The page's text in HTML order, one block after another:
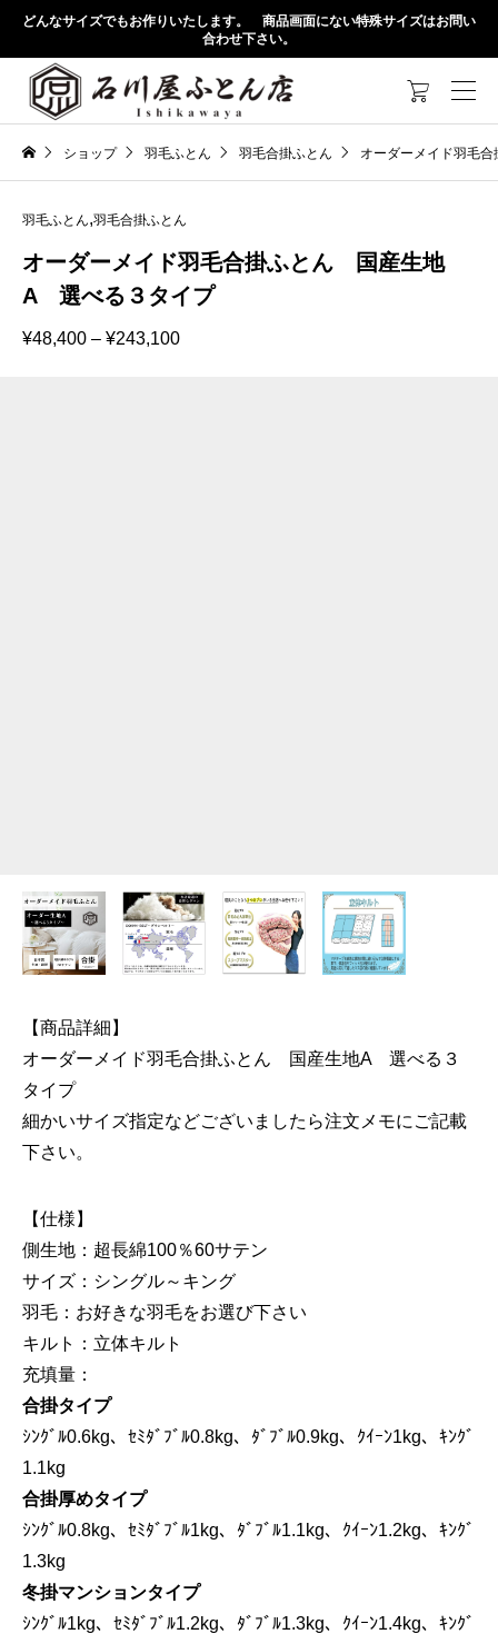
どんなサイズでもお作りいたします。 商品画面にない特殊サイズはお問い
合わせ下さい。

ショップ 羽毛ふとん 羽毛合掛ふとん オーダーメイド羽毛
羽毛ふとん,羽毛合掛ふとん
オーダーメイド羽毛合掛ふとん 国産生地
A 選べる３タイプ
¥48,400 – ¥243,100価
【商品詳細】
オーダーメイド羽毛合掛ふとん 国産生地A 選べる３
タイプ
細かいサイズ指定などございましたら注文メモにご記載
下さい。
【仕様】
側生地：超長綿100％60サテン
サイズ：シングル～キング
羽毛：お好きな羽毛をお選び下さい
キルト：立体キルト
充填量：
合掛タイプ
ｼﾝｸﾞﾙ0.6kg、ｾﾐﾀﾞﾌﾞﾙ0.8kg、ﾀﾞﾌﾞﾙ0.9kg、ｸｲｰﾝ1kg、ｷﾝｸﾞ
1.1kg
合掛厚めタイプ
ｼﾝｸﾞﾙ0.8kg、ｾﾐﾀﾞﾌﾞﾙ1kg、ﾀﾞﾌﾞﾙ1.1kg、ｸｲｰﾝ1.2kg、ｷﾝｸﾞ
1.3kg
冬掛マンションタイプ
ｼﾝｸﾞﾙ1kg、ｾﾐﾀﾞﾌﾞﾙ1.2kg、ﾀﾞﾌﾞﾙ1.3kg、ｸｲｰﾝ1.4kg、ｷﾝｸﾞ